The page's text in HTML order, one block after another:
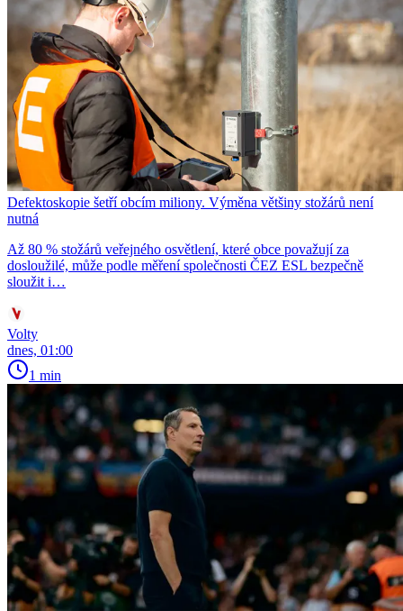
Defektoskopie šetří obcím miliony. Výměna většiny stožárů není
nutná
Až 80 % stožárů veřejného osvětlení, které obce považují za
dosloužilé, může podle měření společnosti ČEZ ESL bezpečně
sloužit i…
Volty
dnes, 01:00
1 min